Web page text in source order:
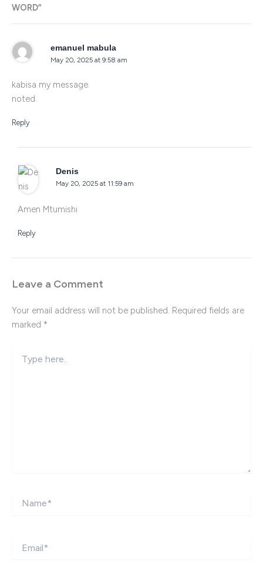
WORD”
emanuel mabula
May 20, 2025 at 9:58 am
kabisa my message.
noted.
Reply
Denis
May 20, 2025 at 11:59 am
Amen Mtumishi
Reply
Leave a Comment
Your email address will not be published. Required fields are
marked *
here..